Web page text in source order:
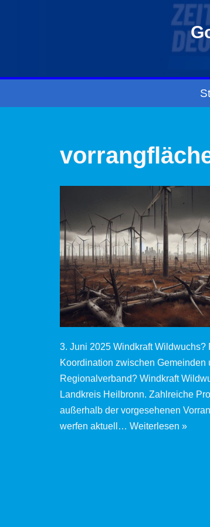
3. Juni 2025 Windkraft Wildwuchs?
Koordination zwischen Gemeinden
Regionalverband? Windkraft
Landkreis Heilbronn. Zahlreiche
außerhalb der vorgesehenen
werfen aktuell… Weiterlesen »